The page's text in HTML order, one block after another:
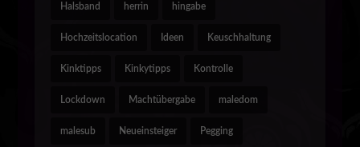
Halsband herrin hingabe
Hochzeitslocation Ideen Keuschhaltung
Kinktipps Kinkytipps Kontrolle
Lockdown Machtübergabe maledom
malesub Neueinsteiger Pegging